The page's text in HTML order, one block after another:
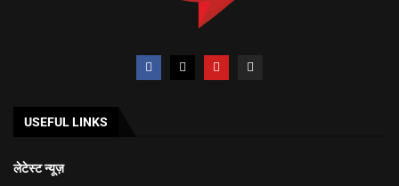
USEFUL LINKS
लेटेस्ट न्यूज़